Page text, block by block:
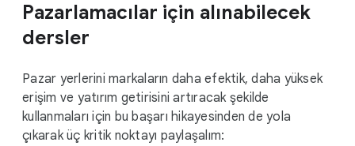
Pazarlamacılar için alınabilecek
dersler
Pazar yerlerini markaların daha efektik, daha yüksek
erişim ve yatırım getirisini artıracak şekilde
kullanmaları için bu başarı hikayesinden de yola
çıkarak üç kritik noktayı paylaşalım: